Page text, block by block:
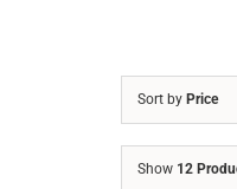
Sort by Price
Show 12